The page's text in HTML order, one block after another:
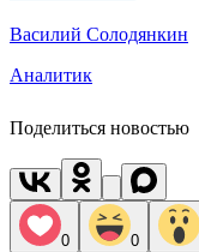
Василий Солодянкин
Аналитик
Поделиться новостью
0 0